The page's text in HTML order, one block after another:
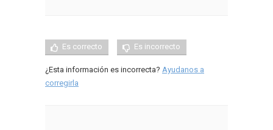
Es correcto Es incorrecto
¿Esta información es incorrecta? Ayudanos a
corregirla